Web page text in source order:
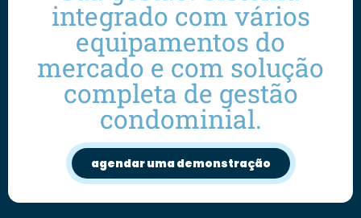
integrado com vários
equipamentos do
mercado e com solução
completa de gestão
condominial.
agendar uma demonstração